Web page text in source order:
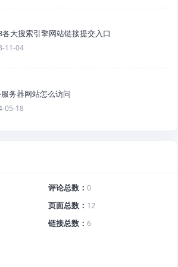
各大搜索引擎网站链接提交入口
11-04
务器网站怎么访问
05-18
评论总数
0
页面总数
12
链接总数
6